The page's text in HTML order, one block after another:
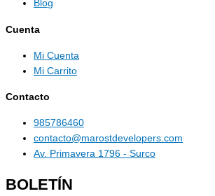
Blog
Cuenta
Mi Cuenta
Mi Carrito
Contacto
985786460
contacto@marostdevelopers.com
Av. Primavera 1796 - Surco
BOLETÍN